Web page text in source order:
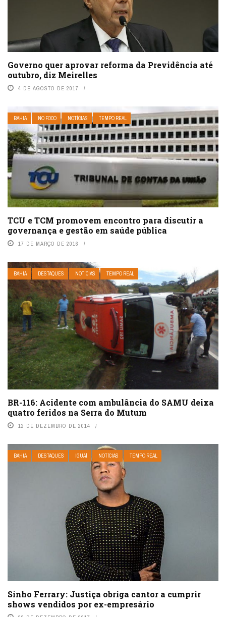
Governo quer aprovar reforma da Previdência até
outubro, diz Meirelles
4 DE AGOSTO DE 2017
BAHIA NO FOCO NOTÍCIAS TEMPO REAL
TCU e TCM promovem encontro para discutir a
governança e gestão em saúde pública
17 DE MARÇO DE 2016
BAHIA DESTAQUES NOTÍCIAS TEMPO REAL
BR-116: Acidente com ambulância do SAMU deixa
quatro feridos na Serra do Mutum
12 DE DEZEMBRO DE 2014
BAHIA DESTAQUES IGUAÍ NOTÍCIAS TEMPO REAL
Sinho Ferrary: Justiça obriga cantor a cumprir
shows vendidos por ex-empresário